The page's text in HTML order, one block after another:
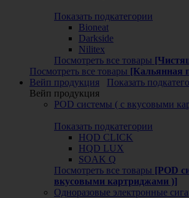
Показать подкатегории
Bioneat
Darkside
Nilitex
Посмотреть все товары
Посмотреть все товары [Кальянная
Вейп продукция
Показать
Вейп продукция
POD системы ( с вкусовыми
Показать подкатегории
HQD CLICK
HQD LUX
SOAK Q
Посмотреть все товары [POD
вкусовыми картриджами )]
Одноразовые электронные